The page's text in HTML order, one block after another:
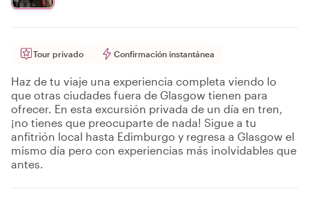
Tour privado Confirmación instantánea
Haz de tu viaje una experiencia completa viendo lo
que otras ciudades fuera de Glasgow tienen para
ofrecer. En esta excursión privada de un día en tren,
¡no tienes que preocuparte de nada! Sigue a tu
anfitrión local hasta Edimburgo y regresa a Glasgow el
mismo día pero con experiencias más inolvidables que
antes.